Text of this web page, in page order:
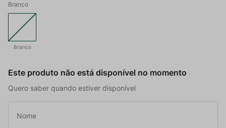
Branco
Branco
Este produto não está disponível no momento
Quero saber quando estiver disponível